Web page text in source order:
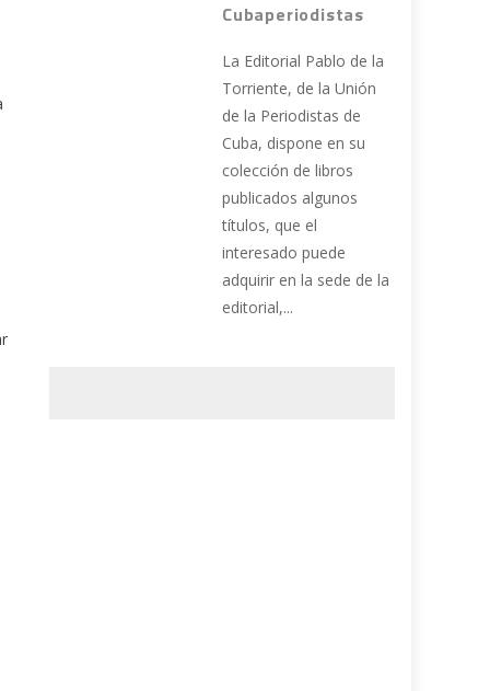
Cubaperiodistas
La Editorial Pablo de la
Torriente, de la Unión
de la Periodistas de
Cuba, dispone en su
colección de libros
publicados algunos
títulos, que el
interesado puede
adquirir en la sede de la
editorial,...